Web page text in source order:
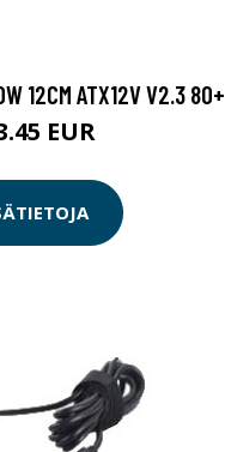
12CM ATX12V V2.3 80+
EUR